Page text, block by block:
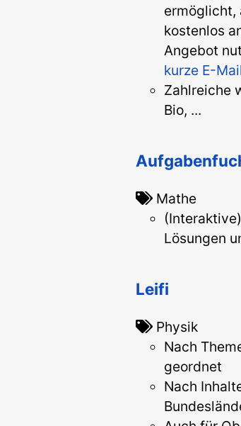
ermöglicht,
kostenlos
Angebot
kurze E-Mail
Zahlreiche
Bio, ...
Mathe
Lösungen
Leifi
Physik
Nach
geordnet
Nach